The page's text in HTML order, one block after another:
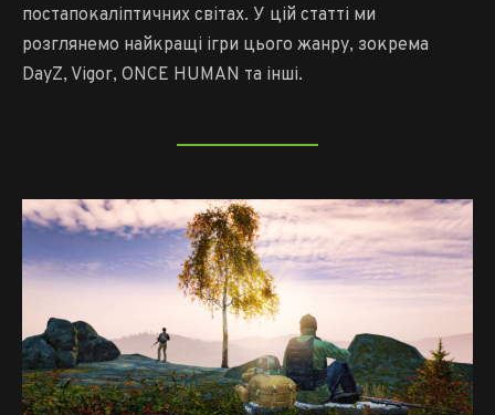
постапокаліптичних світах. У цій статті ми
розглянемо найкращі ігри цього жанру, зокрема
DayZ, Vigor, ONCE HUMAN та інші.